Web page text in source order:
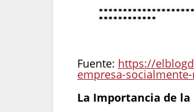
Fuente: https://
empresa-
La Importancia de la